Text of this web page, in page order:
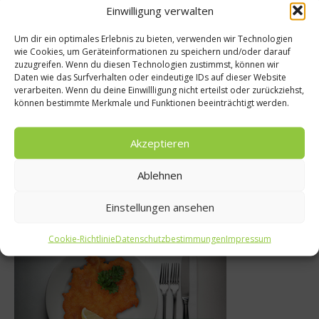
Einwilligung verwalten
Um dir ein optimales Erlebnis zu bieten, verwenden wir Technologien
wie Cookies, um Geräteinformationen zu speichern und/oder darauf
zuzugreifen. Wenn du diesen Technologien zustimmst, können wir
Daten wie das Surfverhalten oder eindeutige IDs auf dieser Website
verarbeiten. Wenn du deine Einwillligung nicht erteilst oder zurückziehst,
können bestimmte Merkmale und Funktionen beeinträchtigt werden.
Akzeptieren
Ablehnen
Einstellungen ansehen
Cookie-RichtlinieDatenschutzbestimmungenImpressum
Grillwelten
Gegrillter
Bratwurst-
Spieß
Was isst Deutschland